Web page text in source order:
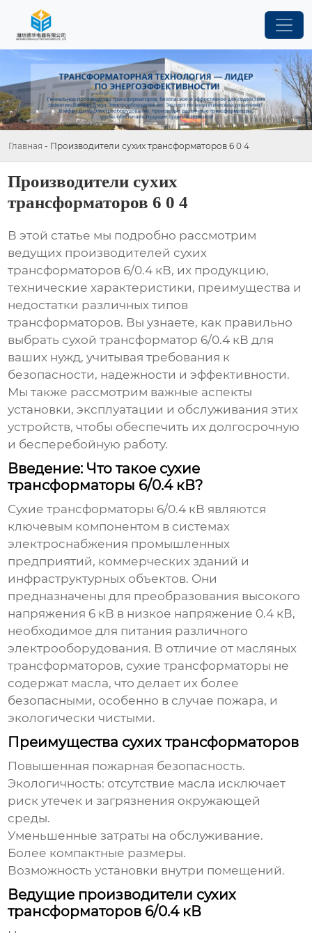
Главная - Производители сухих трансформаторов 6 0 4
Производители сухих
трансформаторов 6 0 4
В этой статье мы подробно рассмотрим
ведущих производителей сухих
трансформаторов 6/0.4 кВ, их продукцию,
технические характеристики, преимущества и
недостатки различных типов
трансформаторов. Вы узнаете, как правильно
выбрать сухой трансформатор 6/0.4 кВ для
ваших нужд, учитывая требования к
безопасности, надежности и эффективности.
Мы также рассмотрим важные аспекты
установки, эксплуатации и обслуживания этих
устройств, чтобы обеспечить их долгосрочную
и бесперебойную работу.
Введение: Что такое сухие
трансформаторы 6/0.4 кВ?
Сухие трансформаторы 6/0.4 кВ являются
ключевым компонентом в системах
электроснабжения промышленных
предприятий, коммерческих зданий и
инфраструктурных объектов. Они
предназначены для преобразования высокого
напряжения 6 кВ в низкое напряжение 0.4 кВ,
необходимое для питания различного
электрооборудования. В отличие от масляных
трансформаторов, сухие трансформаторы не
содержат масла, что делает их более
безопасными, особенно в случае пожара, и
экологически чистыми.
Преимущества сухих трансформаторов
Повышенная пожарная безопасность.
Экологичность: отсутствие масла исключает
риск утечек и загрязнения окружающей
среды.
Уменьшенные затраты на обслуживание.
Более компактные размеры.
Возможность установки внутри помещений.
Ведущие производители сухих
трансформаторов 6/0.4 кВ